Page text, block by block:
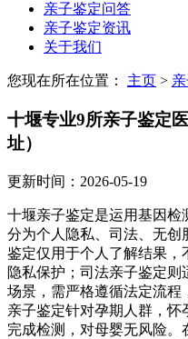
亲子鉴定问答
亲子鉴定资讯
关于我们
您现在所在位置： 主页 >
十堰专业9所亲子鉴定
址）
更新时间：2026-05-19
十堰亲子鉴定是运用基因
分为个人隐私、司法、无创
鉴定仅用于个人了解结果
隐私保护；司法亲子鉴定
场景，需严格遵循法定流
亲子鉴定针对孕期人群，怀
完成检测，对母婴无风险